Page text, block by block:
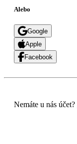
Alebo
Google
Apple
Facebook
Nemáte u nás účet?